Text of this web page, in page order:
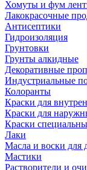
Хомуты и фум
Лакокрасочные
Антисептики
Гидроизоляция
Грунтовки
Грунты алкидные
Декоративные
Индустриальные
Колоранты
Краски для
Краски для
Краски
Лаки
Масла и воски для
Мастики
Растворители и